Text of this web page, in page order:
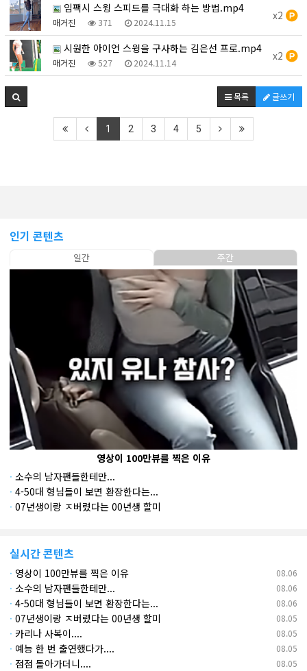
임팩시 스윙 스피드를 극대화 하는 방법.mp4
매거진 371 2024.11.15
x2
시원한 아이언 스윙을 구사하는 김은선 프로.mp4
매거진 527 2024.11.14
x2
목록 글쓰기
1 2 3 4 5
인기 콘텐츠
일간 주간
영상이 100만뷰를 찍은 이유
· 소수의 남자팬들한테만...
· 4-50대 형님들이 보면 환장한다는...
· 07년생이랑 ㅈ버렸다는 00년생 할미
실시간 콘텐츠
08.06
· 영상이 100만뷰를 찍은 이유
08.06
· 소수의 남자팬들한테만...
08.06
· 4-50대 형님들이 보면 환장한다는...
08.05
· 07년생이랑 ㅈ버렸다는 00년생 할미
08.05
· 카리나 사복이....
08.05
· 예능 한 번 출연했다가....
08.05
· 점점 돌아가더니....